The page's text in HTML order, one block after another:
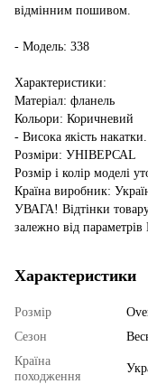
відмінним пошивом.
- Модель: 338
Характеристики:
Матеріал: фланель
Кольори: Коричневий
- Висока якість накатки.
Розміри: УНІВЕРСАL
Розмір і колір моделі
Країна виробник:
УВАГА! Відтінки
залежно від
Характеристики
Розмір
Сезон
Країна
походження